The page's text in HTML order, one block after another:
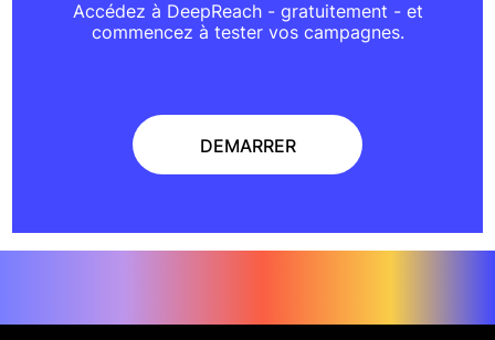
Accédez à DeepReach - gratuitement - et
commencez à tester vos campagnes.
DEMARRER